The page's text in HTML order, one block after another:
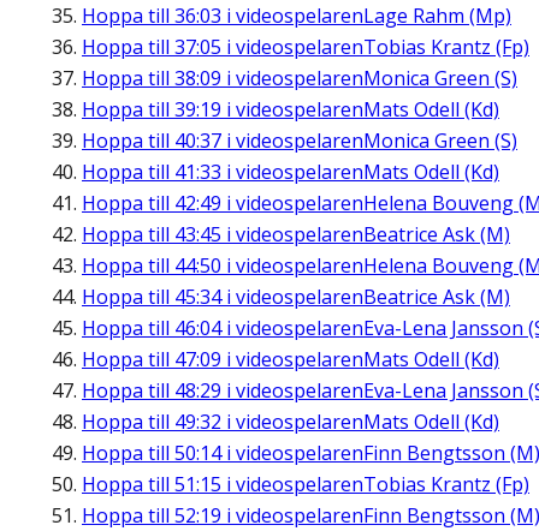
Hoppa till 36:03 i videospelarenLage Rahm (Mp)
Hoppa till 37:05 i videospelarenTobias Krantz (Fp)
Hoppa till 38:09 i videospelarenMonica Green (S)
Hoppa till 39:19 i videospelarenMats Odell (Kd)
Hoppa till 40:37 i videospelarenMonica Green (S)
Hoppa till 41:33 i videospelarenMats Odell (Kd)
Hoppa till 42:49 i videospelarenHelena Bouveng
Hoppa till 43:45 i videospelarenBeatrice Ask (M)
Hoppa till 44:50 i videospelarenHelena Bouveng
Hoppa till 45:34i videospelarenBeatrice Ask (M)
Hoppa till 46:04i videospelarenEva-Lena Jansson
Hoppa till 47:09 i videospelarenMats Odell (Kd)
Hoppa till 48:29 i videospelarenEva-Lena Jansson
Hoppa till 49:32 i videospelarenMats Odell (Kd)
Hoppa till 50:14i videospelarenFinn Bengtsson (M)
Hoppa till 51:15 i videospelarenTobias Krantz (Fp)
Hoppa till 52:19 i videospelarenFinn Bengtsson (M)